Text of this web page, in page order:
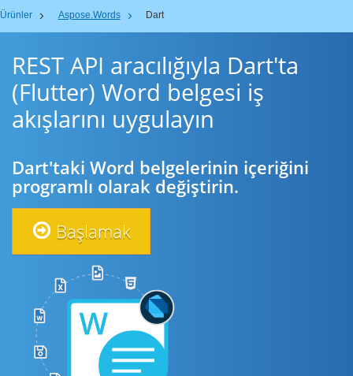
Ürünler Aspose.Words Dart
REST API aracılığıyla Dart'ta
(Flutter) Word belgesi iş
akışlarını uygulayın
Dart'taki Word belgelerinin içeriğini
programlı olarak değiştirin.
Başlamak